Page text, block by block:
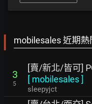
mobilesales 近期熱
3
5
[賣/新北/皆可]
[ mobilesales]
sleepyjct